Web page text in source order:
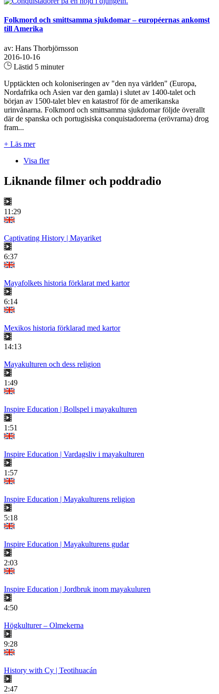
Folkmord och smittsamma sjukdomar – européernas ankomst
till Amerika
av: Hans Thorbjörnsson
2016-10-16
Lästid 5 minuter
Upptäckten och koloniseringen av "den nya världen" (Europa,
Nordafrika och Asien var den gamla) i slutet av 1400-talet och
början av 1500-talet blev en katastrof för de amerikanska
urinvånarna. Folkmord och smittsamma sjukdomar följde överallt
där de spanska och portugisiska conquistadorerna (erövrarna) drog
fram...
+ Läs mer
Visa fler
Liknande filmer och poddradio
11:29
Captivating History | Mayariket
6:37
Mayafolkets historia förklarat med kartor
6:14
Mexikos historia förklarad med kartor
14:13
Mayakulturen och dess religion
1:49
Inspire Education | Bollspel i mayakulturen
1:51
Inspire Education | Vardagsliv i mayakulturen
1:57
Inspire Education | Mayakulturens religion
5:18
Inspire Education | Mayakulturens gudar
2:03
Inspire Education | Jordbruk inom mayakuluren
4:50
Högkulturer – Olmekerna
9:28
History with Cy | Teotihuacán
2:47